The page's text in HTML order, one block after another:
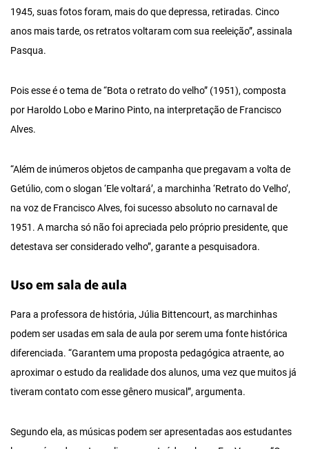
1945, suas fotos foram, mais do que depressa, retiradas. Cinco
anos mais tarde, os retratos voltaram com sua reeleição”, assinala
Pasqua.
Pois esse é o tema de “Bota o retrato do velho” (1951), composta
por Haroldo Lobo e Marino Pinto, na interpretação de Francisco
Alves.
“Além de inúmeros objetos de campanha que pregavam a volta de
Getúlio, com o slogan ‘Ele voltará’, a marchinha ‘Retrato do Velho’,
na voz de Francisco Alves, foi sucesso absoluto no carnaval de
1951. A marcha só não foi apreciada pelo próprio presidente, que
detestava ser considerado velho”, garante a pesquisadora.
Uso em sala de aula
Para a professora de história, Júlia Bittencourt, as marchinhas
podem ser usadas em sala de aula por serem uma fonte histórica
diferenciada. “Garantem uma proposta pedagógica atraente, ao
aproximar o estudo da realidade dos alunos, uma vez que muitos já
tiveram contato com esse gênero musical”, argumenta.
Segundo ela, as músicas podem ser apresentadas aos estudantes